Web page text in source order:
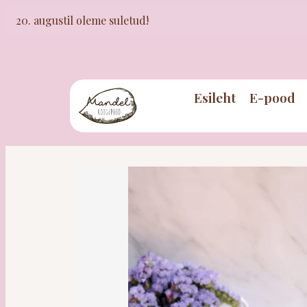
20. augustil oleme suletud!
Esileht E-pood